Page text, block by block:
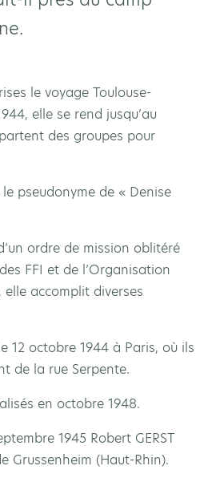
le voyage Toulouse-
elle se rend jusqu’au
des groupes pour
pseudonyme de « Denise
ordre de mission oblitéré
FFI et de l’Organisation
elle accomplit diverses
12 octobre 1944 à Paris, où ils
de la rue Serpente.
en octobre 1948.
1945 Robert GERST
Grussenheim (Haut-Rhin).